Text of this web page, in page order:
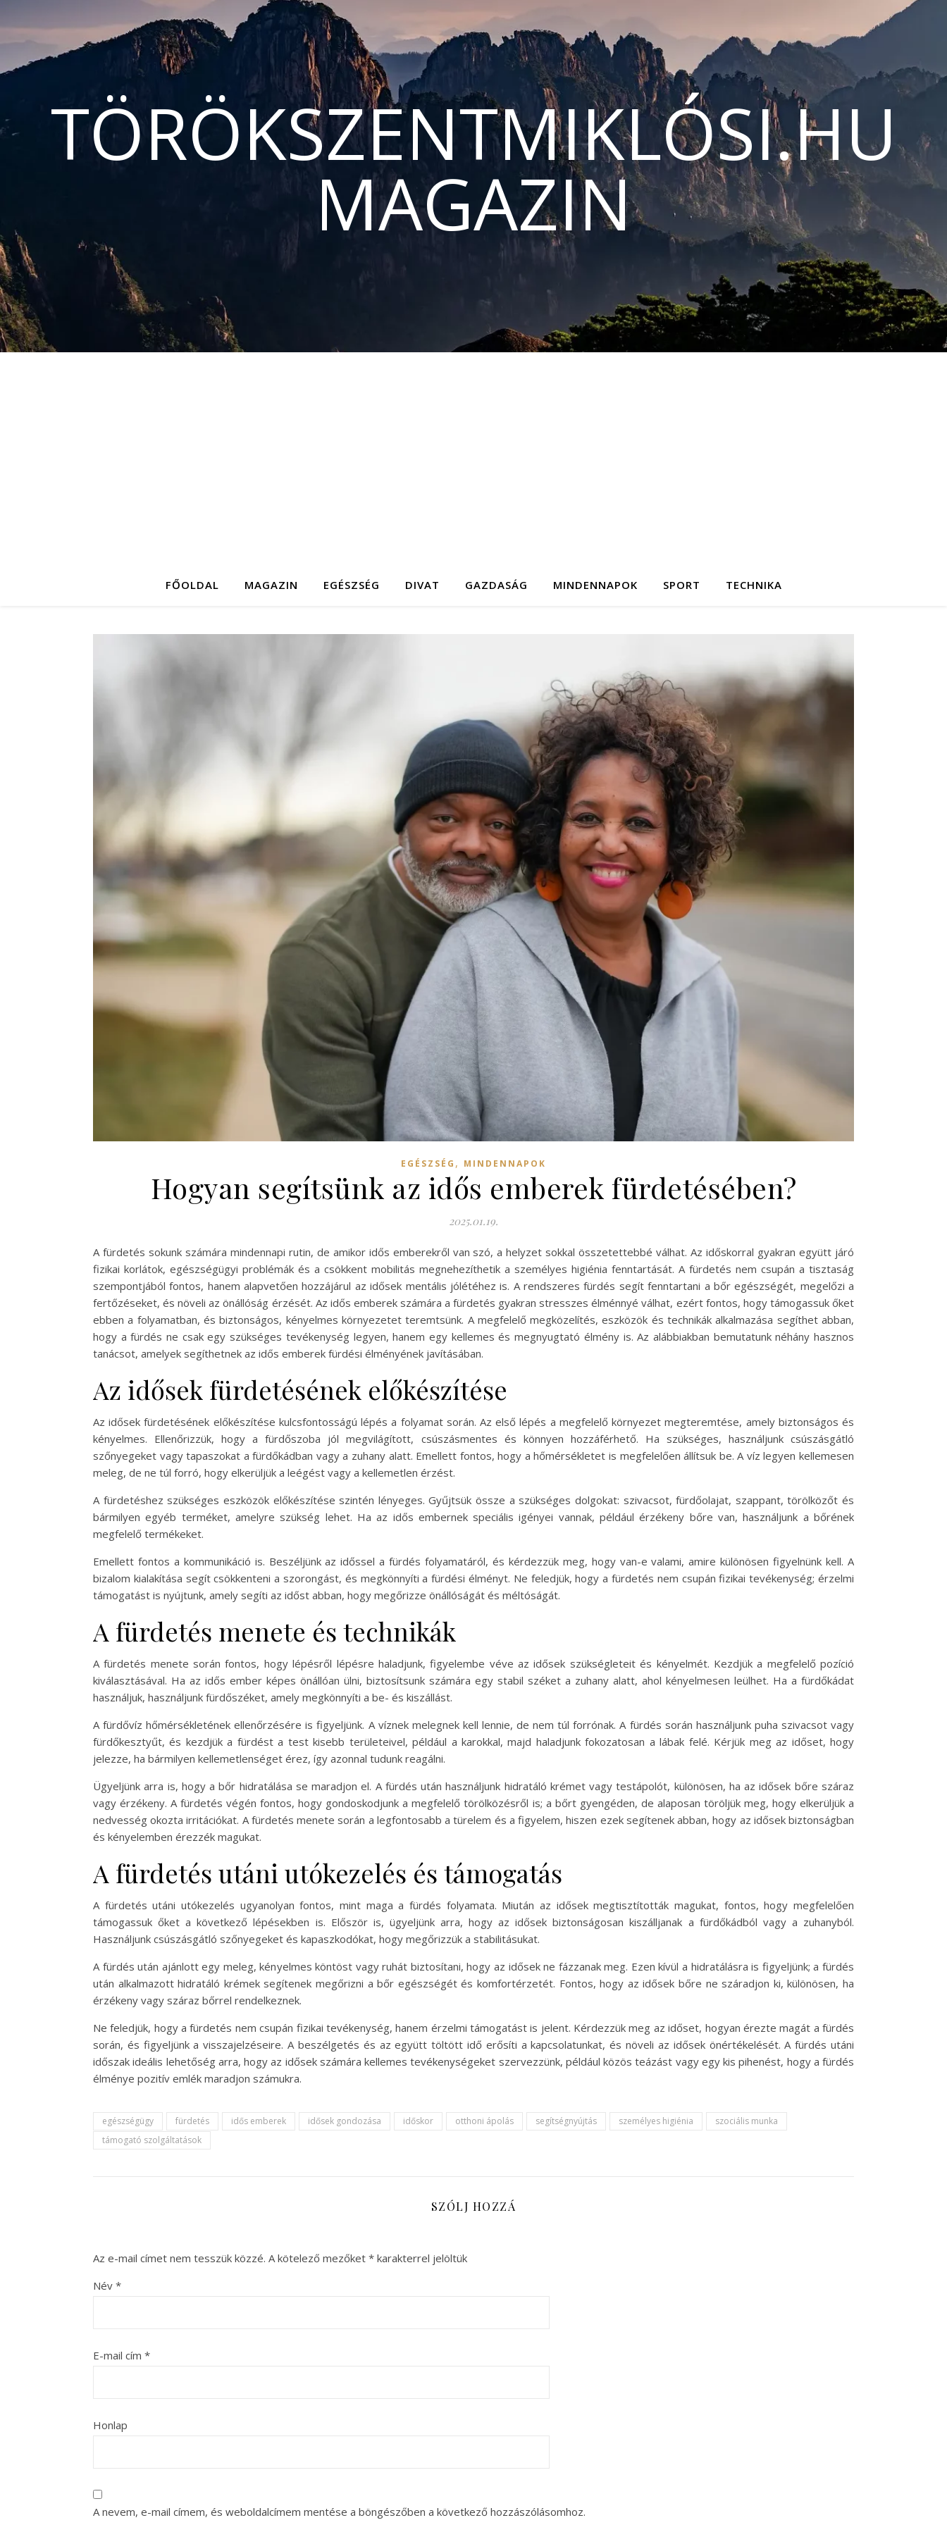
TÖRÖKSZENTMIKLÓSI.HU
MAGAZIN
FŐOLDAL MAGAZIN EGÉSZSÉG DIVAT GAZDASÁG MINDENNAPOK SPORT TECHNIKA
EGÉSZSÉG , MINDENNAPOK
Hogyan segítsünk az idős emberek fürdetésében?
2025.01.19.
A fürdetés sokunk számára mindennapi rutin, de amikor idős emberekről van szó, a helyzet sokkal összetettebbé válhat. Az időskorral gyakran együtt járó
fizikai korlátok, egészségügyi problémák és a csökkent mobilitás megnehezíthetik a személyes higiénia fenntartását. A fürdetés nem csupán a tisztaság
szempontjából fontos, hanem alapvetően hozzájárul az idősek mentális jólétéhez is. A rendszeres fürdés segít fenntartani a bőr egészségét, megelőzi a
fertőzéseket, és növeli az önállóság érzését. Az idős emberek számára a fürdetés gyakran stresszes élménnyé válhat, ezért fontos, hogy támogassuk őket
ebben a folyamatban, és biztonságos, kényelmes környezetet teremtsünk. A megfelelő megközelítés, eszközök és technikák alkalmazása segíthet abban,
hogy a fürdés ne csak egy szükséges tevékenység legyen, hanem egy kellemes és megnyugtató élmény is. Az alábbiakban bemutatunk néhány hasznos
tanácsot, amelyek segíthetnek az idős emberek fürdési élményének javításában.
Az idősek fürdetésének előkészítése
Az idősek fürdetésének előkészítése kulcsfontosságú lépés a folyamat során. Az első lépés a megfelelő környezet megteremtése, amely biztonságos és
kényelmes. Ellenőrizzük, hogy a fürdőszoba jól megvilágított, csúszásmentes és könnyen hozzáférhető. Ha szükséges, használjunk csúszásgátló
szőnyegeket vagy tapaszokat a fürdőkádban vagy a zuhany alatt. Emellett fontos, hogy a hőmérsékletet is megfelelően állítsuk be. A víz legyen kellemesen
meleg, de ne túl forró, hogy elkerüljük a leégést vagy a kellemetlen érzést.
A fürdetéshez szükséges eszközök előkészítése szintén lényeges. Gyűjtsük össze a szükséges dolgokat: szivacsot, fürdőolajat, szappant, törölközőt és
bármilyen egyéb terméket, amelyre szükség lehet. Ha az idős embernek speciális igényei vannak, például érzékeny bőre van, használjunk a bőrének
megfelelő termékeket.
Emellett fontos a kommunikáció is. Beszéljünk az időssel a fürdés folyamatáról, és kérdezzük meg, hogy van-e valami, amire különösen figyelnünk kell. A
bizalom kialakítása segít csökkenteni a szorongást, és megkönnyíti a fürdési élményt. Ne feledjük, hogy a fürdetés nem csupán fizikai tevékenység; érzelmi
támogatást is nyújtunk, amely segíti az időst abban, hogy megőrizze önállóságát és méltóságát.
A fürdetés menete és technikák
A fürdetés menete során fontos, hogy lépésről lépésre haladjunk, figyelembe véve az idősek szükségleteit és kényelmét. Kezdjük a megfelelő pozíció
kiválasztásával. Ha az idős ember képes önállóan ülni, biztosítsunk számára egy stabil széket a zuhany alatt, ahol kényelmesen leülhet. Ha a fürdőkádat
használjuk, használjunk fürdőszéket, amely megkönnyíti a be- és kiszállást.
A fürdővíz hőmérsékletének ellenőrzésére is figyeljünk. A víznek melegnek kell lennie, de nem túl forrónak. A fürdés során használjunk puha szivacsot vagy
fürdőkesztyűt, és kezdjük a fürdést a test kisebb területeivel, például a karokkal, majd haladjunk fokozatosan a lábak felé. Kérjük meg az időset, hogy
jelezze, ha bármilyen kellemetlenséget érez, így azonnal tudunk reagálni.
Ügyeljünk arra is, hogy a bőr hidratálása se maradjon el. A fürdés után használjunk hidratáló krémet vagy testápolót, különösen, ha az idősek bőre száraz
vagy érzékeny. A fürdetés végén fontos, hogy gondoskodjunk a megfelelő törölközésről is; a bőrt gyengéden, de alaposan töröljük meg, hogy elkerüljük a
nedvesség okozta irritációkat. A fürdetés menete során a legfontosabb a türelem és a figyelem, hiszen ezek segítenek abban, hogy az idősek biztonságban
és kényelemben érezzék magukat.
A fürdetés utáni utókezelés és támogatás
A fürdetés utáni utókezelés ugyanolyan fontos, mint maga a fürdés folyamata. Miután az idősek megtisztították magukat, fontos, hogy megfelelően
támogassuk őket a következő lépésekben is. Először is, ügyeljünk arra, hogy az idősek biztonságosan kiszálljanak a fürdőkádból vagy a zuhanyból.
Használjunk csúszásgátló szőnyegeket és kapaszkodókat, hogy megőrizzük a stabilitásukat.
A fürdés után ajánlott egy meleg, kényelmes köntöst vagy ruhát biztosítani, hogy az idősek ne fázzanak meg. Ezen kívül a hidratálásra is figyeljünk; a fürdés
után alkalmazott hidratáló krémek segítenek megőrizni a bőr egészségét és komfortérzetét. Fontos, hogy az idősek bőre ne száradjon ki, különösen, ha
érzékeny vagy száraz bőrrel rendelkeznek.
Ne feledjük, hogy a fürdetés nem csupán fizikai tevékenység, hanem érzelmi támogatást is jelent. Kérdezzük meg az időset, hogyan érezte magát a fürdés
során, és figyeljünk a visszajelzéseire. A beszélgetés és az együtt töltött idő erősíti a kapcsolatunkat, és növeli az idősek önértékelését. A fürdés utáni
időszak ideális lehetőség arra, hogy az idősek számára kellemes tevékenységeket szervezzünk, például közös teázást vagy egy kis pihenést, hogy a fürdés
élménye pozitív emlék maradjon számukra.
egészségügy fürdetés idős emberek idősek gondozása időskor otthoni ápolás segítségnyújtás személyes higiénia
szociális munka
támogató szolgáltatások
SZÓLJ HOZZÁ
Az e-mail címet nem tesszük közzé. A kötelező mezőket * karakterrel jelöltük
Név *
E-mail cím *
Honlap
A nevem, e-mail címem, és weboldalcímem mentése a böngészőben a következő hozzászólásomhoz.